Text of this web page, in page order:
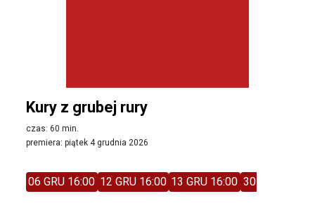
Kury z grubej rury
czas: 60 min.
premiera: piątek 4 grudnia 2026
06 GRU 16:00 12 GRU 16:00 13 GRU 16:00 30 STY 13:30